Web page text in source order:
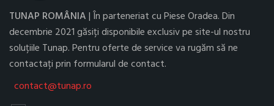
TUNAP ROMÂNIA| În parteneriat cu Piese Oradea. Din
decembrie 2021 găsiți disponibile exclusiv pe site-ul nostru
soluțiile Tunap. Pentru oferte de service va rugăm să ne
contactați prin formularul de contact.
contact@tunap.ro